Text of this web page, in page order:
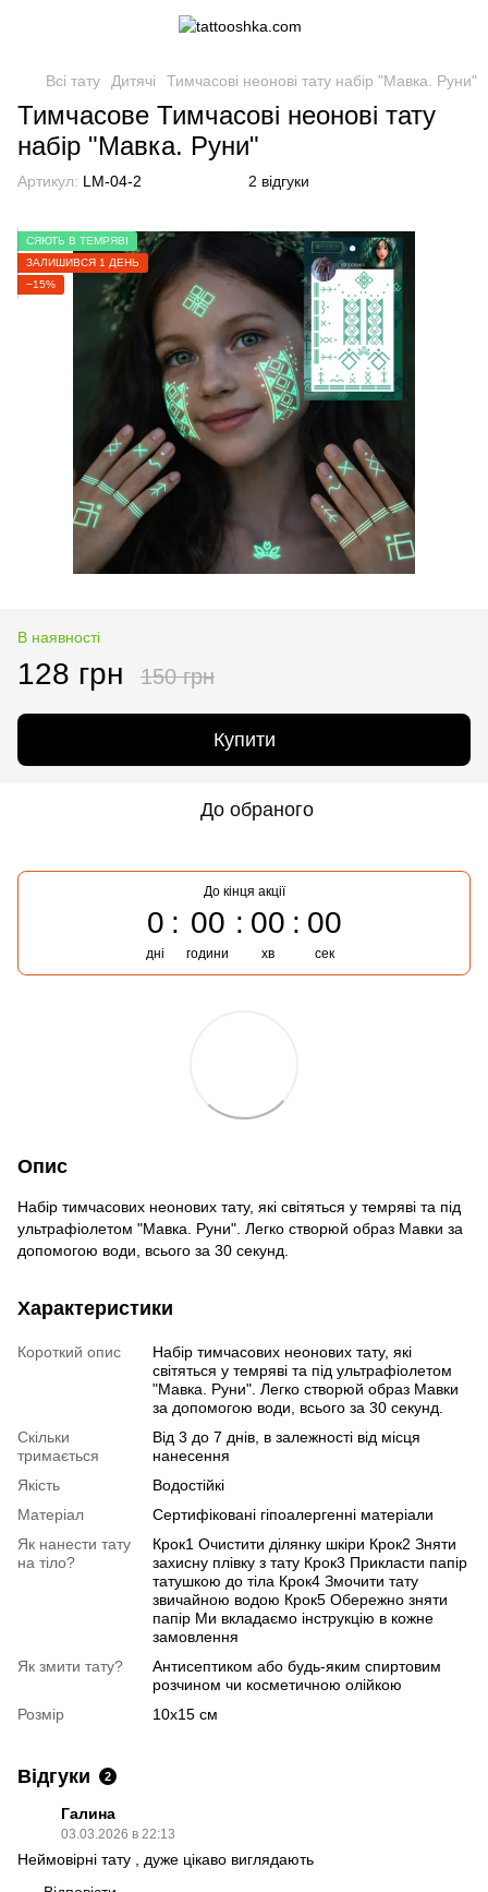
Всі тату Дитячі Тимчасові неонові тату набір "Мавка. Руни"
Тимчасове Тимчасові неонові тату
набір "Мавка. Руни"
Артикул: LM-04-2 2 відгуки
СЯЮТЬ В ТЕМРЯВІ
ЗАЛИШИВСЯ 1 ДЕНЬ
−15%
В наявності
128 грн 150 грн
Купити
До обраного
До кінця акції
0
дні
00
години
00
хв
00
сек
Опис
Набір тимчасових неонових тату, які світяться у темряві та під
ультрафіолетом "Мавка. Руни". Легко створюй образ Мавки за
допомогою води, всього за 30 секунд.
Характеристики
Короткий опис
Набір тимчасових неонових тату, які
світяться у темряві та під ультрафіолетом
"Мавка. Руни". Легко створюй образ Мавки
за допомогою води, всього за 30 секунд.
Скільки
тримається
Від 3 до 7 днів, в залежності від місця
нанесення
Якість
Водостійкі
Матеріал
Сертифіковані гіпоалергенні матеріали
Як нанести тату
на тіло?
Крок1 Очистити ділянку шкіри Крок2 Зняти
захисну плівку з тату Крок3 Прикласти папір
татушкою до тіла Крок4 Змочити тату
звичайною водою Крок5 Обережно зняти
папір Ми вкладаємо інструкцію в кожне
замовлення
Як змити тату?
Антисептиком або будь-яким спиртовим
розчином чи косметичною олійкою
Розмір
10х15 см
Відгуки 2
Галина
03.03.2026 в 22:13
Неймовірні тату , дуже цікаво виглядають